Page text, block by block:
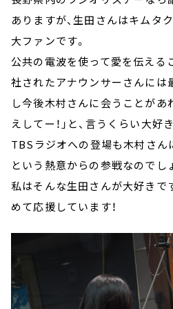
ありますが、生田さんはキムタ
大ファンです。
公共の電波を使って愛を伝える
社されたアナウンサーさんには
し今後木村さんに会うことが
えしてー！」と、言うくらい大
TBSラジオへの登場も木村さん
という熱意からの参戦なのでし
私はそんな生田さんが大好きで
めて応援しています！